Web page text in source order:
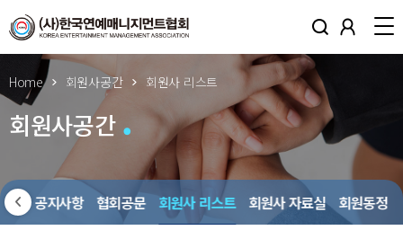
Home 회원사공간 회원사 리스트
회원사공간
원사 공지사항 협회공문 회원사 리스트 회원사 자료실 회원동정